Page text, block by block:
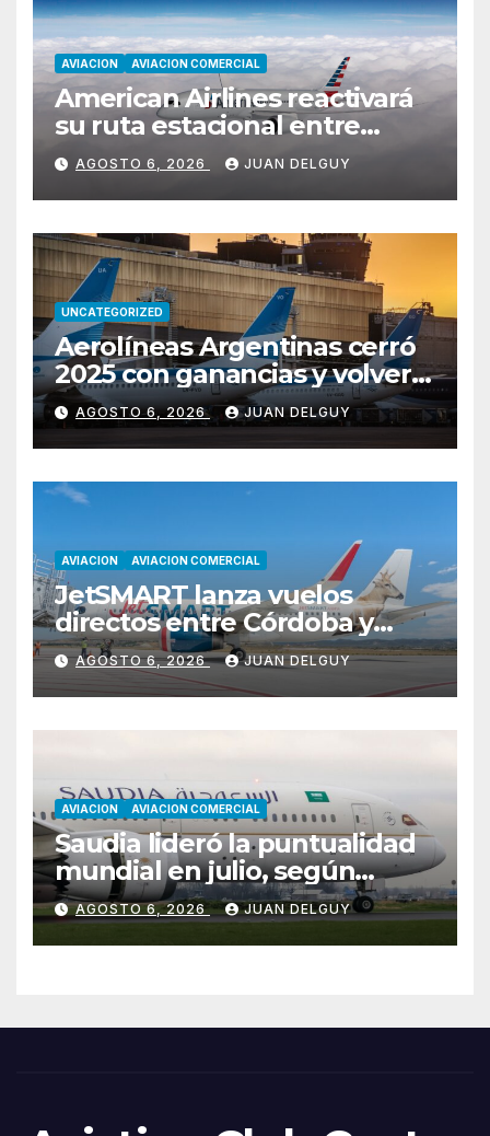
AVIACION AVIACION COMERCIAL
American Airlines reactivará
su ruta estacional entre
Miami y Montevideo con
vuelos diarios
AGOSTO 6, 2026 JUAN DELGUY
UNCATEGORIZED
Aerolíneas Argentinas cerró
2025 con ganancias y volverá
a pagar impuesto a las
ganancias
AGOSTO 6, 2026 JUAN DELGUY
AVIACION AVIACION COMERCIAL
JetSMART lanza vuelos
directos entre Córdoba y
Florianópolis
AGOSTO 6, 2026 JUAN DELGUY
AVIACION AVIACION COMERCIAL
Saudia lideró la puntualidad
mundial en julio, según
Cirium
AGOSTO 6, 2026 JUAN DELGUY